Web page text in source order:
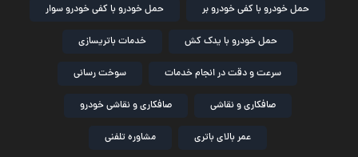
حمل خودرو با کفی خودرو بر حمل خودرو با کفی خودرو سوار
حمل خودرو با یدک کش خدمات باتریسازی
سرعت و دقت در انجام خدمات سوخت رسانی
صافکاری و نقاشی صافکاری و نقاشی خودرو
عمر بالای باتری مشاوره تلفنی